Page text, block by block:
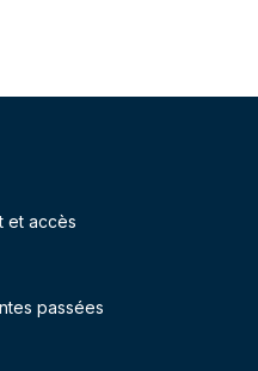
et accès
passées